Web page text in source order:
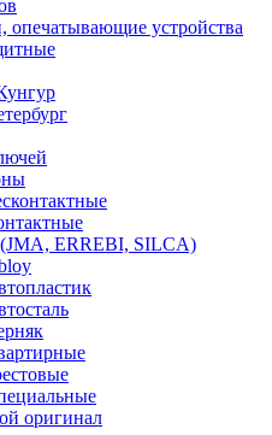
опечатывающие устройства
ERREBI, SILCA)
оригинал